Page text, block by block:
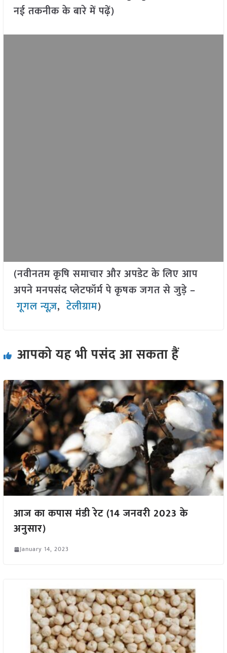
नई तकनीक के बारे में पढ़ें)
(नवीनतम कृषि समाचार और अपडेट के लिए आप
अपने मनपसंद प्लेटफॉर्म पे कृषक जगत से जुड़े –
गूगल न्यूज़,टेलीग्राम)
आपको यह भी पसंद आ सकता हैं
आज का कपास मंडी रेट (14 जनवरी 2023 के
अनुसार)
January 14, 2023